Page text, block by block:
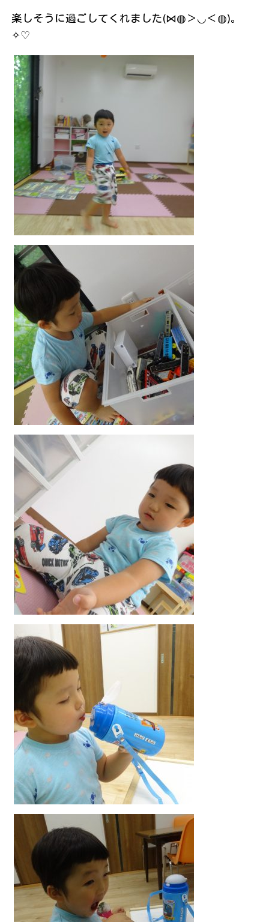
楽しそうに過ごしてくれました(⋈◍＞◡＜◍)。
✧♡